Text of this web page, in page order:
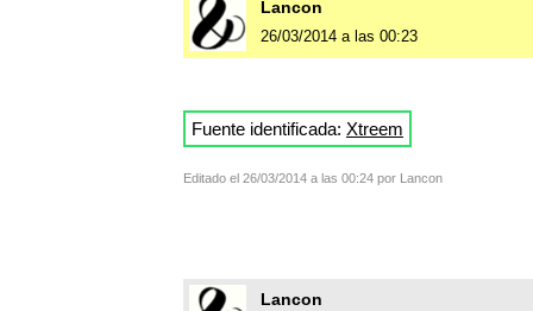
Lancon
26/03/2014 a las 00:23
Fuente identificada: Xtreem
Editado el 26/03/2014 a las 00:24 por Lancon
Lancon